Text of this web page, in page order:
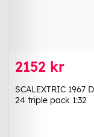
2152 kr
SCALEXTRIC 1967
24 triple pack 1:32